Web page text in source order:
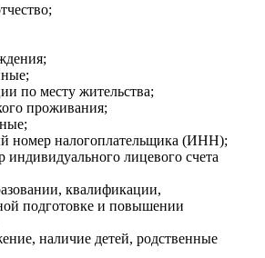
по месту жительства;
проживания;
номер налогоплательщика (ИНН);
индивидуального лицевого счета
квалификации,
подготовке и повышении
наличие детей, родственные